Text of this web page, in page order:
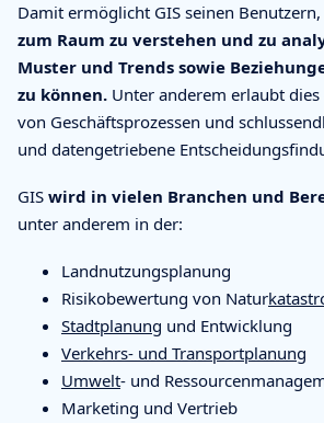
Damit ermöglicht GIS seinen Benutzern,
zum Raum zu verstehen und zu
Muster und Trends sowie
zu können. Unter anderem erlaubt
von Geschäftsprozessen und
und datengetriebene
GIS wird in vielen Branchen und
unter anderem in der:
Landnutzungsplanung
Risikobewertung von Natur
Stadtplanung und Entwicklung
Verkehrs- und Transportplanung
Umwelt- und
Marketing und Vertrieb